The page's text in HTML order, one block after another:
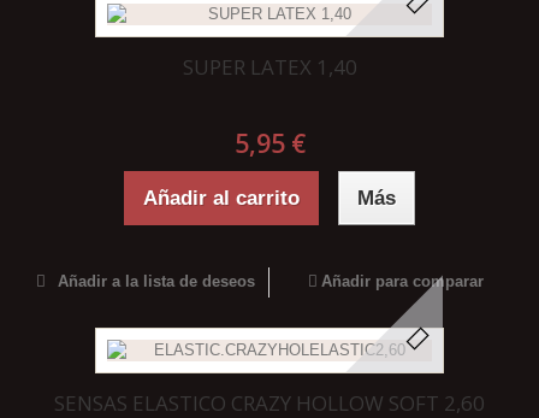
SUPER LATEX 1,40
5,95 €
Añadir al carrito Más
Añadir a la lista de deseos Añadir para comparar
SENSAS ELASTICO CRAZY HOLLOW SOFT 2,60